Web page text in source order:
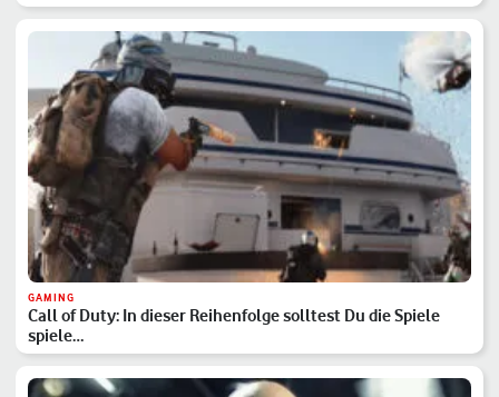
GAMING
Call of Duty: In dieser Reihenfolge solltest Du die Spiele
spiele…